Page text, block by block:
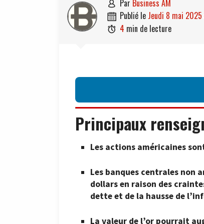
 par Business AM
 publié le jeudi 8 mai 2025
 4 min de lecture
Principaux
Les actions américaines
Les banques centrales non
dollars en raison des
dette et de la hausse de
La valeur de l’or pourrait